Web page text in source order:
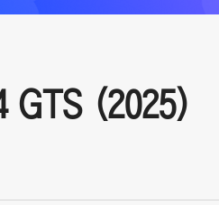
GTS (2025)